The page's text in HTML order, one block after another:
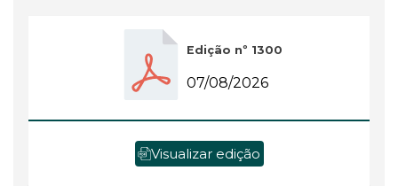
Edição nº 1300
07/08/2026
Visualizar edição